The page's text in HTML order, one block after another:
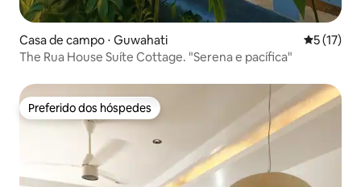
Casa de campo ⋅ Guwahati 5 de uma
5 (17)
The Rua House Suíte Cottage. "Serena e pacífica"
Preferido dos hóspedes
Preferido dos hóspedes